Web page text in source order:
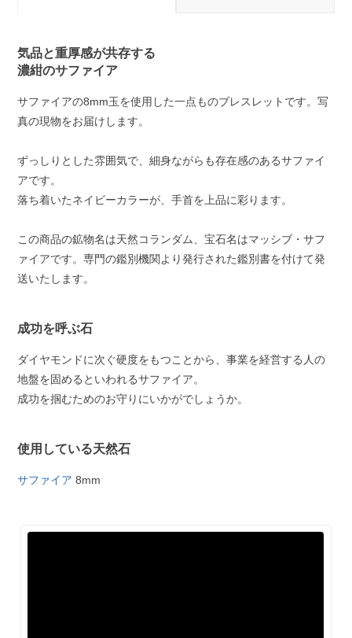
気品と重厚感が共存する
濃紺のサファイア
サファイアの8mm玉を使用した一点ものブレスレットです。写
真の現物をお届けします。
ずっしりとした雰囲気で、細身ながらも存在感のあるサファイ
アです。
落ち着いたネイビーカラーが、手首を上品に彩ります。
この商品の鉱物名は天然コランダム、宝石名はマッシブ・サフ
ァイアです。専門の鑑別機関より発行された鑑別書を付けて発
送いたします。
成功を呼ぶ石
ダイヤモンドに次ぐ硬度をもつことから、事業を経営する人の
地盤を固めるといわれるサファイア。
成功を掴むためのお守りにいかがでしょうか。
使用している天然石
サファイア 8mm